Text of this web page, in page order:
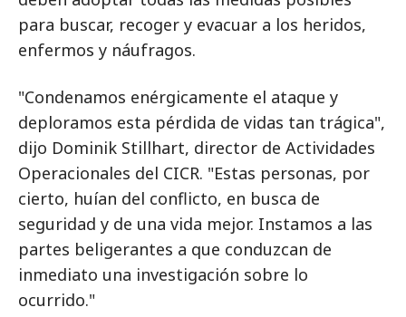
para buscar, recoger y evacuar a los heridos,
enfermos y náufragos.
"Condenamos enérgicamente el ataque y
deploramos esta pérdida de vidas tan trágica",
dijo Dominik Stillhart, director de Actividades
Operacionales del CICR. "Estas personas, por
cierto, huían del conflicto, en busca de
seguridad y de una vida mejor. Instamos a las
partes beligerantes a que conduzcan de
inmediato una investigación sobre lo
ocurrido."